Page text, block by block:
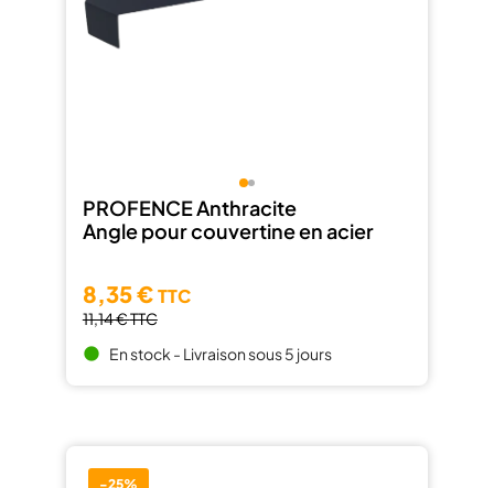
PROFENCE Anthracite
Angle pour couvertine en acier
8,35 €TTC
11,14 €TTC
brightness_1 En stock - Livraison sous 5 jours
-25%